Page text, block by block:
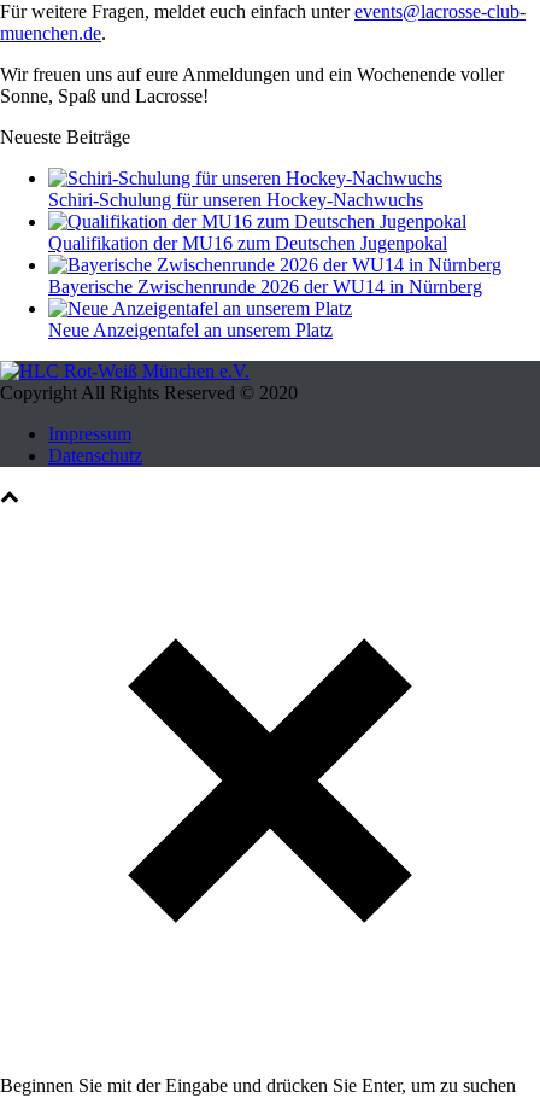
Für weitere Fragen, meldet euch einfach unterevents@lacrosse-club-
muenchen.de.
Wir freuen uns auf eure Anmeldungen und ein Wochenende voller
Sonne, Spaß und Lacrosse!
Neueste Beiträge
Schiri-Schulung für unseren Hockey-Nachwuchs
Qualifikation der MU16 zum Deutschen Jugenpokal
Bayerische Zwischenrunde 2026 der WU14 in Nürnberg
Neue Anzeigentafel an unserem Platz
Copyright All Rights Reserved © 2020
Impressum
Datenschutz
Beginnen Sie mit der Eingabe und drücken Sie Enter, um zu suchen